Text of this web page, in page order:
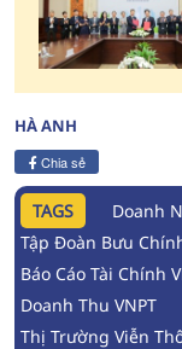
HÀ ANH
Chia sẻ
TAGS Doanh
Tập Đoàn Bưu
Báo Cáo Tài Chính
Doanh Thu VNPT
Thị Trường Viễn